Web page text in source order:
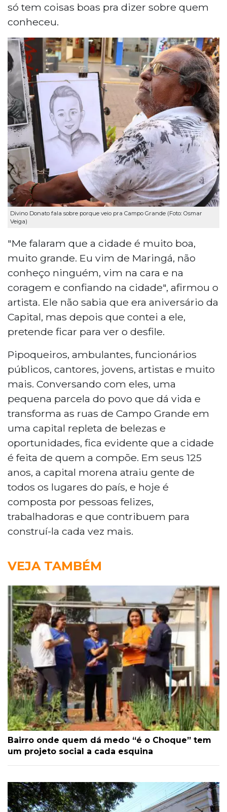
só tem coisas boas pra dizer sobre quem
conheceu.
Divino Donato fala sobre porque veio pra Campo Grande (Foto: Osmar
Veiga)
"Me falaram que a cidade é muito boa,
muito grande. Eu vim de Maringá, não
conheço ninguém, vim na cara e na
coragem e confiando na cidade", afirmou o
artista. Ele não sabia que era aniversário da
Capital, mas depois que contei a ele,
pretende ficar para ver o desfile.
Pipoqueiros, ambulantes, funcionários
públicos, cantores, jovens, artistas e muito
mais. Conversando com eles, uma
pequena parcela do povo que dá vida e
transforma as ruas de Campo Grande em
uma capital repleta de belezas e
oportunidades, fica evidente que a cidade
é feita de quem a compõe. Em seus 125
anos, a capital morena atraiu gente de
todos os lugares do país, e hoje é
composta por pessoas felizes,
trabalhadoras e que contribuem para
construí-la cada vez mais.
VEJA TAMBÉM
Bairro onde quem dá medo “é o Choque” tem
um projeto social a cada esquina